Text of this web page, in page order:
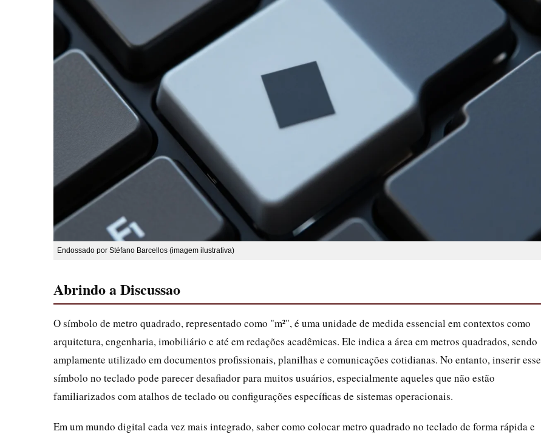
Endossado por Stéfano Barcellos (imagem ilustrativa)
Abrindo a Discussao
O símbolo de metro quadrado, representado como "m²", é uma unidade de medida essencial em contextos como
arquitetura, engenharia, imobiliário e até em redações acadêmicas. Ele indica a área em metros quadrados, sendo
amplamente utilizado em documentos profissionais, planilhas e comunicações cotidianas. No entanto, inserir esse
símbolo no teclado pode parecer desafiador para muitos usuários, especialmente aqueles que não estão
familiarizados com atalhos de teclado ou configurações específicas de sistemas operacionais.
Em um mundo digital cada vez mais integrado, saber como colocar metro quadrado no teclado de forma rápida e